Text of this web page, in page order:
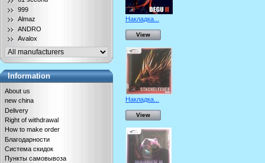
999
Almaz
ANDRO
Avalox
Information
About us
new china
Delivery
Right of withdrawal
How to make order
Благодарности
Система скидок
Пункты самовывоза
Накладка...
View
Накладка...
View